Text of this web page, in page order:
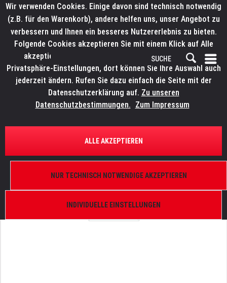
ÜBERSICHT ERSATZTEILE
ELATION 9900010917
Wir verwenden Cookies. Einige davon sind technisch notwendig
(z.B. für den Warenkorb), andere helfen uns, unser Angebot zu
verbessern und Ihnen ein besseres Nutzererlebnis zu bieten.
Folgende Cookies akzeptieren Sie mit einem Klick auf Alle
akzeptieren. Weitere Informationen finden Sie in den
Privatsphäre-Einstellungen, dort können Sie Ihre Auswahl auch
jederzeit ändern. Rufen Sie dazu einfach die Seite mit der
Datenschutzerklärung auf. Zu unseren
Datenschutzbestimmungen. Zum Impressum
INDIVIDUELLE EINSTELLUNGEN
NUR TECHNISCH NOTWENDIGE AKZEPTIEREN
ALLE AKZEPTIEREN